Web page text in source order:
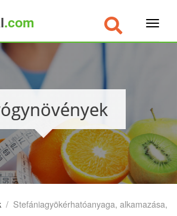
.com
/ Stefániagyökérhatóanyaga, alkamazása,